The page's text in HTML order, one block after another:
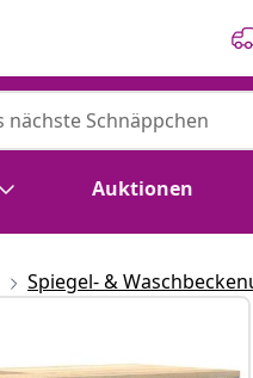
Auktionen
Spiegel- &